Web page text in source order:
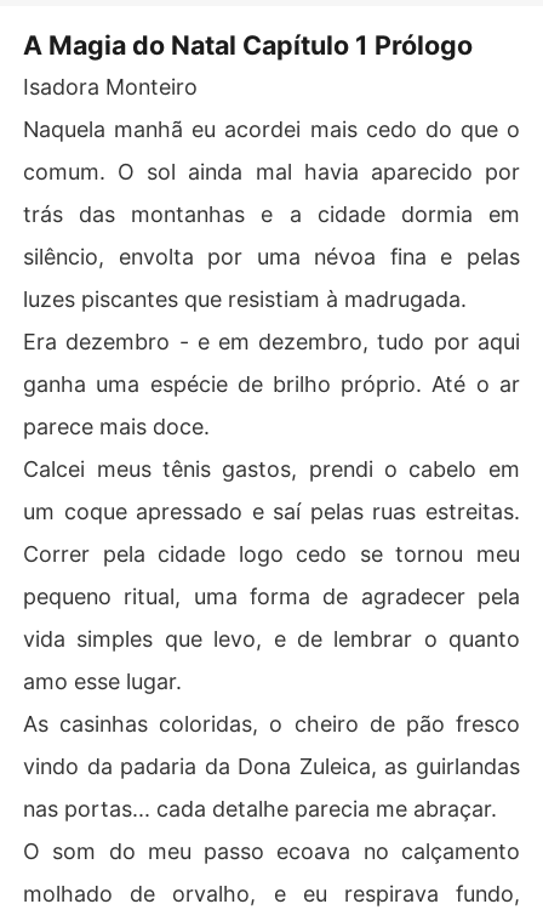
Do outro lado da fama, Leon Nogueira, um cantor e com
positor renomado, vive o oposto do espírito natalino: o f
vam a fugir de tudo. Sem destino certo, ele acaba hosp
edado no hotel dos pais de Isadora - um lugar onde, por
Enquanto tenta redescobrir sua paixão pela música, Le
e Isa. Entre conversas, ensaios e noites iluminadas por
pisca-piscas, nasce algo inesperado.
Mas um vídeo gravado às escondidas muda tudo. A con
fiança é quebrada, e o amor parece se perder no meio d
o barulho das redes sociais.
Agora, só o verdadeiro espírito do Natal - e uma canção
feita a duas vozes - poderá mostrar que o amor é o mai
s mágico dos milagres.
A Magia do Natal Capítulo 1 Prólogo
Isadora Monteiro
Naquela manhã eu acordei mais cedo do que o
comum. O sol ainda mal havia aparecido por
trás das montanhas e a cidade dormia em
silêncio, envolta por uma névoa fina e pelas
luzes piscantes que resistiam à madrugada.
Era dezembro - e em dezembro, tudo por aqui
ganha uma espécie de brilho próprio. Até o ar
parece mais doce.
Calcei meus tênis gastos, prendi o cabelo em
um coque apressado e saí pelas ruas estreitas.
Correr pela cidade logo cedo se tornou meu
pequeno ritual, uma forma de agradecer pela
vida simples que levo, e de lembrar o quanto
amo esse lugar.
As casinhas coloridas, o cheiro de pão fresco
vindo da padaria da Dona Zuleica, as guirlandas
nas portas... cada detalhe parecia me abraçar.
O som do meu passo ecoava no calçamento
molhado de orvalho, e eu respirava fundo,